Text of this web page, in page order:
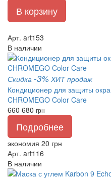
В корзину
Арт. art153
В наличии
Скидка -3% ХИТ продаж
Кондиционер для защиты
CHROMEGO Color Care
660 680 грн
Подробнее
экономия 20 грн
Арт. art116
В наличии